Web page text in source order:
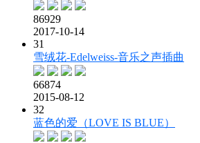
86929
2017-10-14
31
雪绒花-Edelweiss-音乐之声插曲
66874
2015-08-12
32
蓝色的爱（LOVE IS BLUE）